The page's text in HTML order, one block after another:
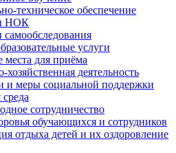
техническое обеспечение
НОК
самообследования
услуги
места для приёма
деятельность
и меры социальной поддержки
сотрудничество
обучающихся и сотрудников
отдыха детей и их оздоровление